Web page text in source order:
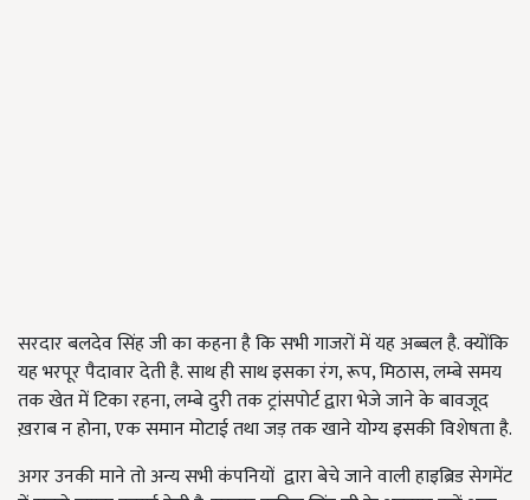
सरदार बलदेव सिंह जी का कहना है कि सभी गाजरों में यह अब्बल है. क्योंकि
यह भरपूर पैदावार देती है. साथ ही साथ इसका रंग, रूप, मिठास, लम्बे समय
तक खेत में टिका रहना, लम्बे दुरी तक ट्रांसपोर्ट द्वारा भेजे जाने के बावजूद
ख़राब न होना, एक समान मोटाई तथा जड़ तक खाने योग्य इसकी विशेषता है.
अगर उनकी माने तो अन्य सभी कंपनियों द्वारा बेचे जाने वाली हाइब्रिड सेगमेंट